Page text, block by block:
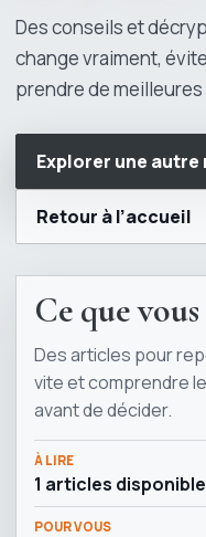
Des conseils et
change vraiment,
prendre de
Explorer une autre
Retour à l’accueil
Ce que
Des articles pour
vite et comprendre
avant de décider.
À LIRE
1 articles
POUR VOUS